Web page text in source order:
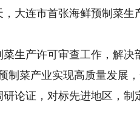
大连市首张海鲜预制菜
产许可审查工作，解决
制菜产业实现高质量发展
论证，对标先进地区，